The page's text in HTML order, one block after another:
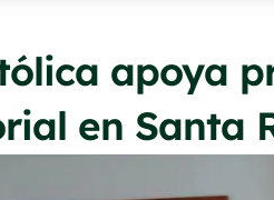
apoya
en Santa